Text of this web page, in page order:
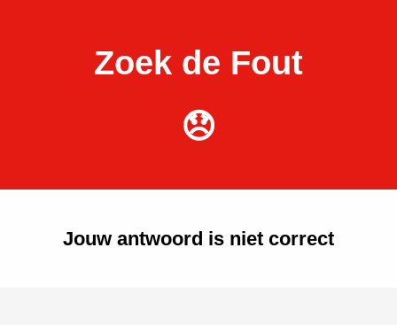
Zoek de Fout
😞
Jouw antwoord is niet correct